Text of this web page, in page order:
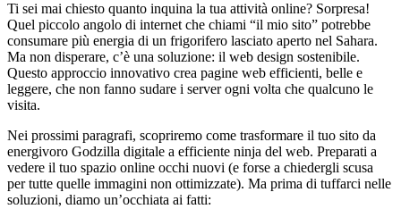
Ti sei mai chiesto quanto inquina la tua attività online? Sorpresa!
Quel piccolo angolo di internet che chiami “il mio sito” potrebbe
consumare più energia di un frigorifero lasciato aperto nel Sahara.
Ma non disperare, c’è una soluzione: il web design sostenibile.
Questo approccio innovativo crea pagine web efficienti, belle e
leggere, che non fanno sudare i server ogni volta che qualcuno le
visita.
Nei prossimi paragrafi, scopriremo come trasformare il tuo sito da
energivoro Godzilla digitale a efficiente ninja del web. Preparati a
vedere il tuo spazio online occhi nuovi (e forse a chiedergli scusa
per tutte quelle immagini non ottimizzate). Ma prima di tuffarci nelle
soluzioni, diamo un’occhiata ai fatti: